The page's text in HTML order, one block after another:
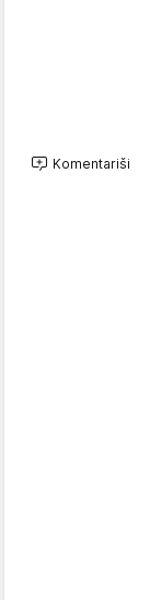
Komentariši